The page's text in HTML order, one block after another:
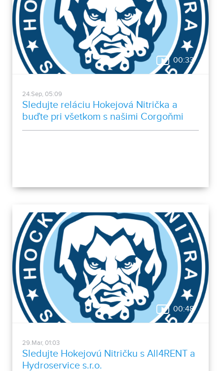
00:33
24.Sep, 05:09
Sledujte reláciu Hokejová Nitrička a
buďte pri všetkom s našimi Corgoňmi
00:48
29.Mar, 01:03
Sledujte Hokejovú Nitričku s All4RENT a
Hydroservice s.r.o.